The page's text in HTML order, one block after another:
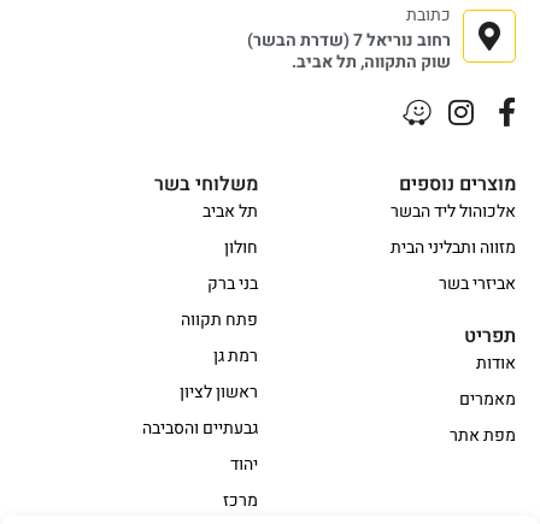
משלוחי בשר
תל אביב
חולון
בני ברק
פתח תקווה
רמת גן
ראשון לציון
גבעתיים והסביבה
יהוד
מרכז
מוצרים נוספים
אלכוהול ליד הבשר
מזווה ותבליני הבית
אביזרי בשר
תפריט
אודות
מאמרים
מפת אתר
כתובת
רחוב נוריאל 7 (שדרת הבשר)
שוק התקווה, תל אביב.